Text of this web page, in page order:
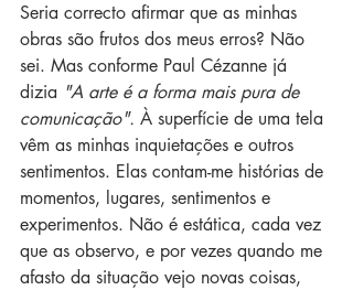
Seria correcto afirmar que as minhas
obras são frutos dos meus erros? Não
sei. Mas conforme Paul Cézanne já
dizia "A arte é a forma mais pura de
comunicação". À superfície de uma tela
vêm as minhas inquietações e outros
sentimentos. Elas contam-me histórias de
momentos, lugares, sentimentos e
experimentos. Não é estática, cada vez
que as observo, e por vezes quando me
afasto da situação vejo novas coisas,